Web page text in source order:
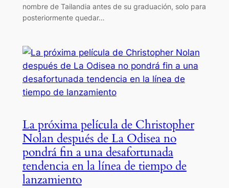
nombre de Tailandia antes de su graduación, solo para
posteriormente quedar…
La próxima película de Christopher
Nolan después de La Odisea no
pondrá fin a una desafortunada
tendencia en la línea de tiempo de
lanzamiento